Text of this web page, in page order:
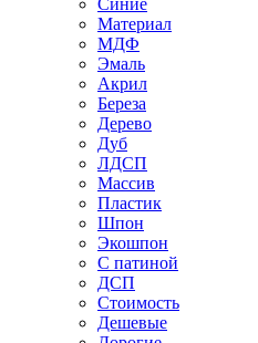
Синие
Материал
МДФ
Эмаль
Акрил
Береза
Дерево
Дуб
ЛДСП
Массив
Пластик
Шпон
Экошпон
С патиной
ДСП
Стоимость
Дешевые